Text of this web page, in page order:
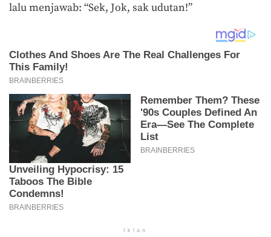
lalu menjawab: “Sek, Jok, sak udutan!”
Iklan